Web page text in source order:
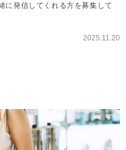
に発信してくれる方を募集して
2025.11.20